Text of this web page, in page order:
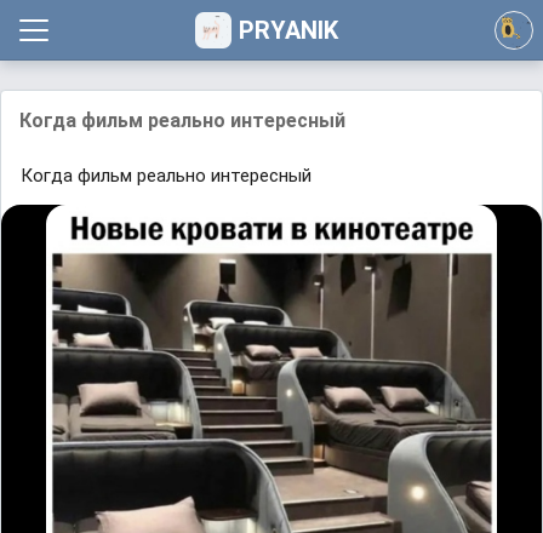
PRYANIK
Когда фильм реально интересный
Когда фильм реально интересный